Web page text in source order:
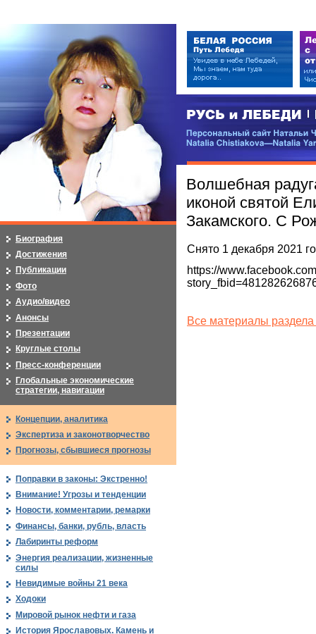
РУСЬ и ЛЕБЕДИ | RUSI —
Персональный сайт Натальи
Волшебная
иконой святой
Закамского. С
Снято 1 декабря 2021
https://
Все материалы
Биография
Достижения
Публикации
Фото
Аудио/видео
Анонсы
Презентации
Круглые столы
Пресс-конференции
Глобальные экономические
стратегии, навигации
Концепции, аналитика
Экспертиза и законотворчество
Прогнозы, сбывшиеся прогнозы
Поправки в законы: Экстренно!
Внимание! Угрозы и тенденции
Новости, комментарии, ремарки
Финансы, банки, рубль, власть
Лабиринты реформ
Энергия реализации, жизненные
силы
Невидимые войны 21 века
Ходоки
Мировой рынок нефти и газа
История Ярославовых. Камень и